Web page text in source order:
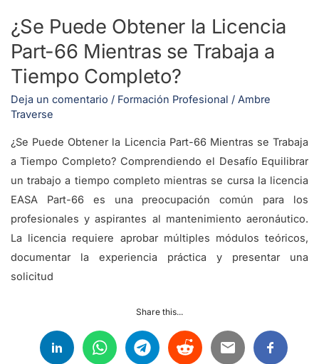
¿Se Puede Obtener la Licencia
Part-66 Mientras se Trabaja a
Tiempo Completo?
Deja un comentario / Formación Profesional / Ambre
Traverse
¿Se Puede Obtener la Licencia Part-66 Mientras se Trabaja
a Tiempo Completo? Comprendiendo el Desafío Equilibrar
un trabajo a tiempo completo mientras se cursa la licencia
EASA Part-66 es una preocupación común para los
profesionales y aspirantes al mantenimiento aeronáutico.
La licencia requiere aprobar múltiples módulos teóricos,
documentar la experiencia práctica y presentar una
solicitud
Share this...
Trabaja
a
Tiempo
Completo?